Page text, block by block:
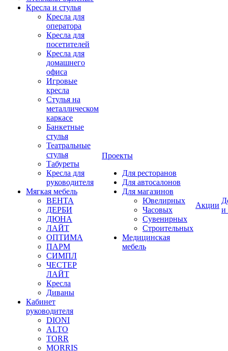
Кресла и стулья
Кресла для
оператора
Кресла для
посетителей
Кресла для
домашнего
офиса
Игровые
кресла
Стулья на
металлическом
каркасе
Банкетные
стулья
Театральные
стулья
Табуреты
Кресла для
руководителя
Мягкая мебель
ВЕНТА
ДЕРБИ
ДЮНА
ЛАЙТ
ОПТИМА
ПАРМ
СИМПЛ
ЧЕСТЕР
ЛАЙТ
Кресла
Диваны
Кабинет
руководителя
DIONI
ALTO
TORR
MORRIS
Проекты
Для ресторанов
Для автосалонов
Для магазинов
Ювелирных
Часовых
Сувенирных
Строительных
Медицинская
мебель
Акции
и